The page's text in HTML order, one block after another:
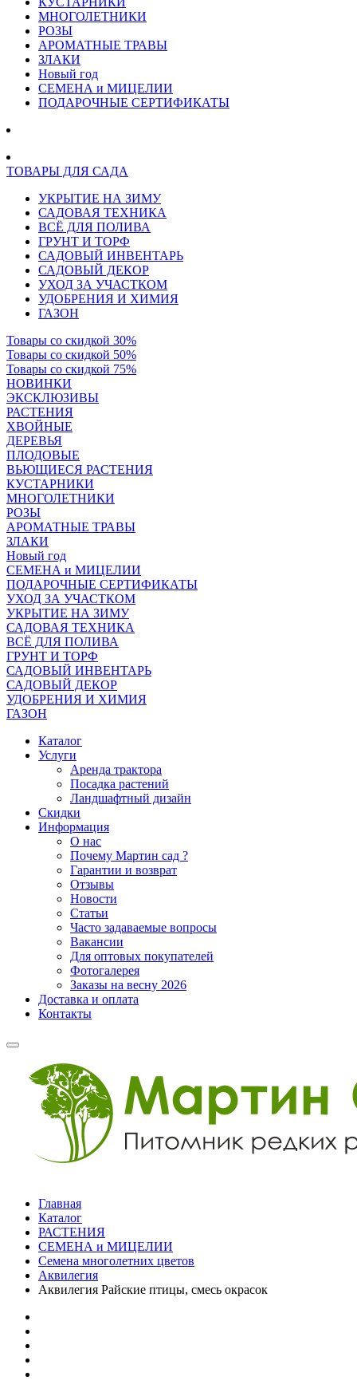
МНОГОЛЕТНИКИ
РОЗЫ
АРОМАТНЫЕ ТРАВЫ
ЗЛАКИ
Новый год
СЕМЕНА и МИЦЕЛИИ
ПОДАРОЧНЫЕ СЕРТИФИКАТЫ
ТОВАРЫ ДЛЯ САДА
УКРЫТИЕ НА ЗИМУ
САДОВАЯ ТЕХНИКА
ВСЁ ДЛЯ ПОЛИВА
ГРУНТ И ТОРФ
САДОВЫЙ ИНВЕНТАРЬ
САДОВЫЙ ДЕКОР
УХОД ЗА УЧАСТКОМ
УДОБРЕНИЯ И ХИМИЯ
ГАЗОН
Товары со скидкой 30%
Товары со скидкой 50%
Товары со скидкой 75%
НОВИНКИ
ЭКСКЛЮЗИВЫ
РАСТЕНИЯ
ХВОЙНЫЕ
ДЕРЕВЬЯ
ПЛОДОВЫЕ
ВЬЮЩИЕСЯ РАСТЕНИЯ
КУСТАРНИКИ
МНОГОЛЕТНИКИ
РОЗЫ
АРОМАТНЫЕ ТРАВЫ
ЗЛАКИ
Новый год
СЕМЕНА и МИЦЕЛИИ
ПОДАРОЧНЫЕ СЕРТИФИКАТЫ
УХОД ЗА УЧАСТКОМ
УКРЫТИЕ НА ЗИМУ
САДОВАЯ ТЕХНИКА
ВСЁ ДЛЯ ПОЛИВА
ГРУНТ И ТОРФ
САДОВЫЙ ИНВЕНТАРЬ
САДОВЫЙ ДЕКОР
УДОБРЕНИЯ И ХИМИЯ
ГАЗОН
Каталог
Услуги
Аренда трактора
Посадка растений
Ландшафтный дизайн
Скидки
Информация
О нас
Почему Мартин сад ?
Гарантии и возврат
Отзывы
Новости
Статьи
Часто задаваемые вопросы
Вакансии
Для оптовых покупателей
Фотогалерея
Заказы на весну 2026
Доставка и оплата
Контакты
Главная
Каталог
РАСТЕНИЯ
СЕМЕНА и МИЦЕЛИИ
Семена многолетних цветов
Аквилегия
Аквилегия Райские птицы, смесь окрасок